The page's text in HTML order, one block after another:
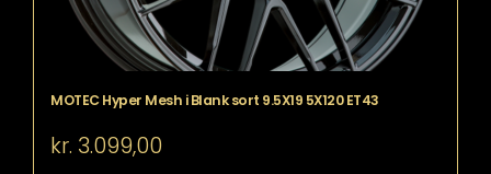
MOTEC Hyper Mesh i Blank sort 9.5X19 5X120 ET43
kr. 3.099,00